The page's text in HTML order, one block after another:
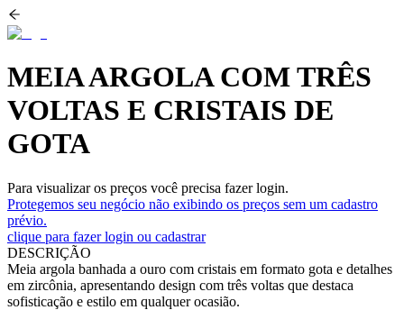
MEIA ARGOLA COM TRÊS
VOLTAS E CRISTAIS DE
GOTA
Para visualizar os preços você precisa fazer login.
Protegemos seu negócio não exibindo os preços sem um cadastro
prévio.
clique para fazer login ou cadastrar
DESCRIÇÃO
Meia argola banhada a ouro com cristais em formato gota e detalhes
em zircônia, apresentando design com três voltas que destaca
sofisticação e estilo em qualquer ocasião.